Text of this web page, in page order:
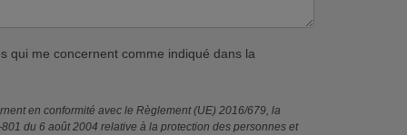
qui me concernent comme indiqué dans la
en conformité avec le Règlement (UE) 2016/679, la
du 6 août 2004 relative à la protection des personnes et